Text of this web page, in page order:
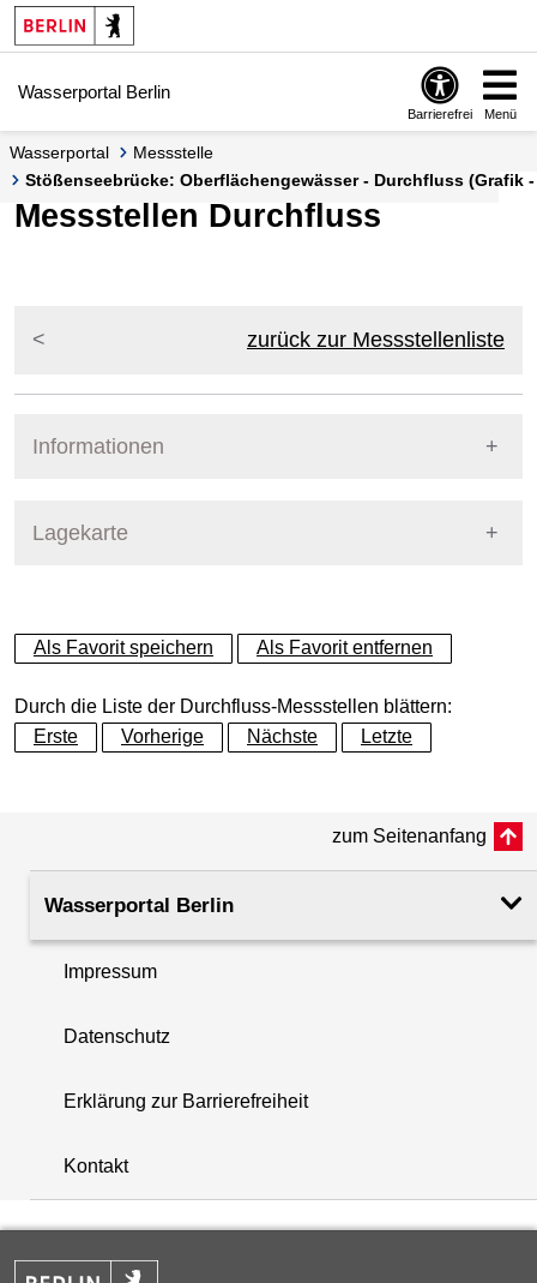
Springe zur Navigation
Springe zum Inhalt
Wasserportal Berlin
Barrierefrei Menü
Wasserportal
Messstelle
Stößenseebrücke: Oberflächengewässer - Durchfluss (Grafik
Messstellen Durchfluss
zurück zur Messstellenliste
Informationen
Messstellennummer
Gewässer Hauptgraben / Havel
Betreiber Land Berlin
Lagekarte
+
−
+
−
Als Favorit speichern Als Favorit entfernen
Durch die Liste der Durchfluss-Messstellen blättern:
Erste
Vorherige Nächste Letzte
zum Seitenanfang
Wasserportal Berlin
Impressum
Datenschutz
Erklärung zur Barrierefreiheit
Kontakt